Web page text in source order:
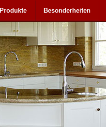
Produkte Besonderheiten